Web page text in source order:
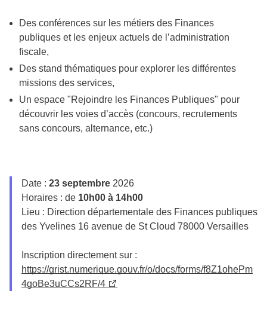
Des conférences sur les métiers des Finances
publiques et les enjeux actuels de l’administration
fiscale,
Des stand thématiques pour explorer les différentes
missions des services,
Un espace "Rejoindre les Finances Publiques" pour
découvrir les voies d’accès (concours, recrutements
sans concours, alternance, etc.)
Date : 23 septembre 2026
Horaires : de 10h00 à 14h00
Lieu : Direction départementale des Finances publiques
des Yvelines 16 avenue de St Cloud 78000 Versailles
Inscription directement sur :
https://grist.numerique.gouv.fr/o/docs/forms/f8Z1ohePm
4goBe3uCCs2RF/4